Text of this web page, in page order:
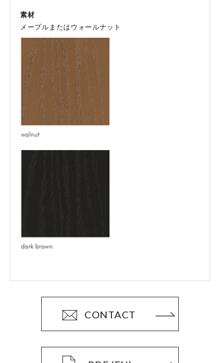
素材
メープルまたはウォールナット
CONTACT